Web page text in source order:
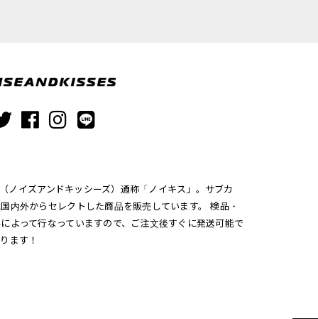
ノイズアンドキッシーズ）通称「ノイキス」。サブカ
内外からセレクトした商品を販売しています。 検品・
よって行なっていますので、ご注文後すぐに発送可能で
ます！